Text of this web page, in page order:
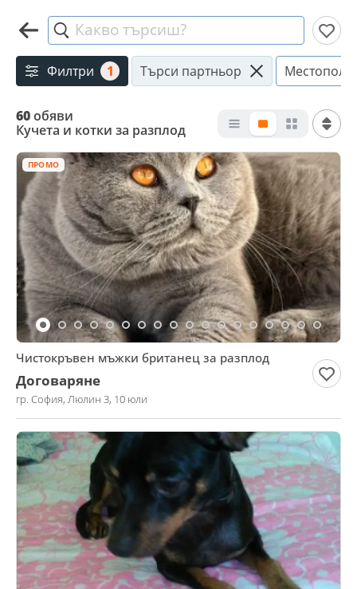
Какво търсиш?
Филтри 1 Търси партньор
60обяви
Кучета и котки за разплод
ПРОМО
Чистокръвен мъжки британец за разплод
Договаряне
гр. София, Люлин 3, 10 юли